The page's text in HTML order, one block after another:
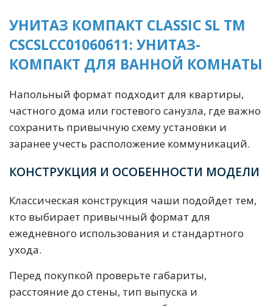
УНИТАЗ КОМПАКТ CLASSIC SL ТМ
CSCSLCC01060611: УНИТАЗ-
КОМПАКТ ДЛЯ ВАННОЙ КОМНАТЫ
Напольный формат подходит для квартиры,
частного дома или гостевого санузла, где важно
сохранить привычную схему установки и
заранее учесть расположение коммуникаций.
КОНСТРУКЦИЯ И ОСОБЕННОСТИ МОДЕЛИ
Классическая конструкция чаши подойдет тем,
кто выбирает привычный формат для
ежедневного использования и стандартного
ухода.
Перед покупкой проверьте габариты,
расстояние до стены, тип выпуска и